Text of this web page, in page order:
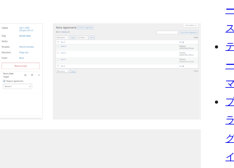
ー
ス
テ
ー
マ
ラ
イ